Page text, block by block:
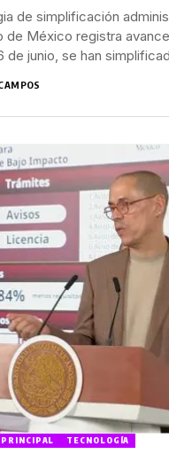
de simplificación
de México registra
de junio, se han
PRINCIPAL TECNOLOGÍA